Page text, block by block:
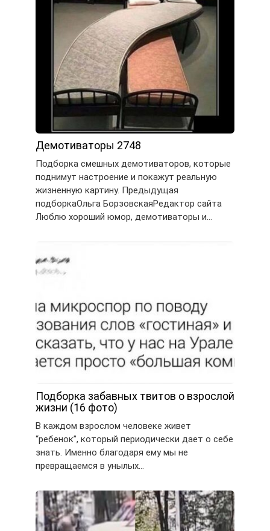
Демотиваторы 2748
Подборка смешных демотиваторов, которые
поднимут настроение и покажут реальную
жизненную картину. Предыдущая
подборкаОльга БорзовскаяРедактор сайта
Люблю хороший юмор, демотиваторы и…
Подборка забавных твитов о взрослой
жизни (16 фото)
В каждом взрослом человеке живет
“ребенок”, который периодически дает о себе
знать. Именно благодаря ему мы не
превращаемся в унылых…